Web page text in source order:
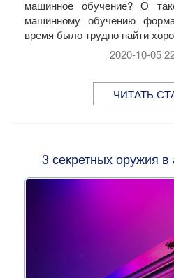
машинное обучение? О
машинному обучению
время было трудно найти
2020-10-05
ЧИТАТЬ
3 секретных оружия